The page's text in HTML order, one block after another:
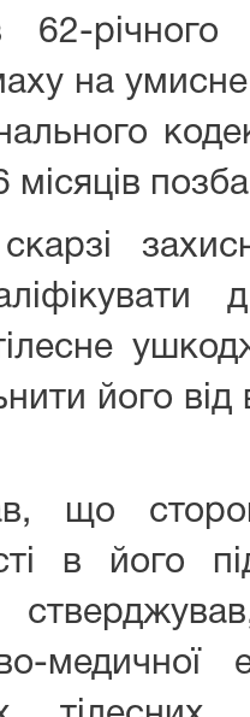
62-
на
місяців
його
що
в його
медичної